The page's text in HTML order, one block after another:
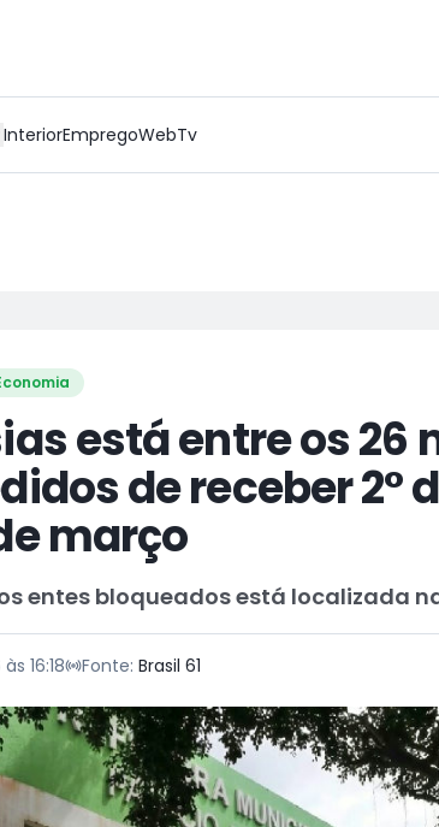
InteriorEmpregoWebTv
está entre os 26
de receber 2°
março
entes bloqueados está localizada
16:18 Fonte: Brasil 61